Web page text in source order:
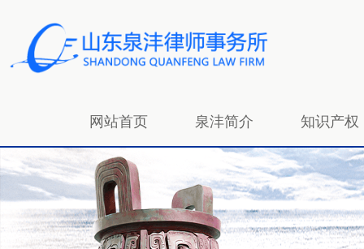
网站首页 泉沣简介 知识产权
招贤纳士